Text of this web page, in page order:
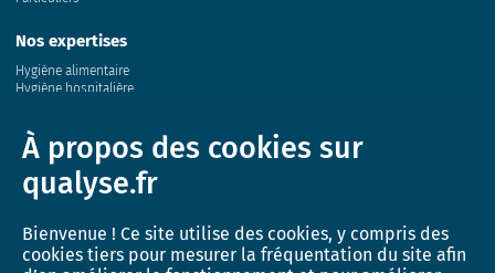
À propos des cookies sur
qualyse.fr
Bienvenue ! Ce site utilise des cookies, y compris des
cookies tiers pour mesurer la fréquentation du site afin
Nos expertises
Hygiène alimentaire
Hygiène hospitalière
Sol
Conchyliculture
Milieu marin
Santé animale et génétique
Innovation
Recherche et développement